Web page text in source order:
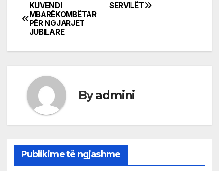
Post
navigation
SERVILËT
KUVENDI
MBARËKOMBËTAR
PËR NGJARJET
JUBILARE
Byadmini
Publikime të ngjashme